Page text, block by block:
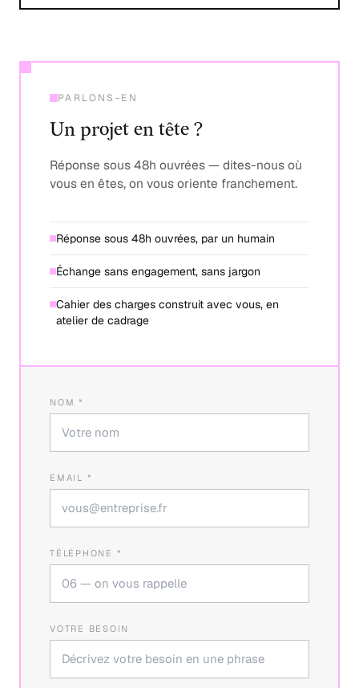
PARLONS-EN
Un projet en tête ?
Réponse sous 48h ouvrées — dites-nous où
vous en êtes, on vous oriente franchement.
Réponse sous 48h ouvrées, par un humain
Échange sans engagement, sans jargon
Cahier des charges construit avec vous, en
atelier de cadrage
NOM *
EMAIL *
TÉLÉPHONE *
VOTRE BESOIN